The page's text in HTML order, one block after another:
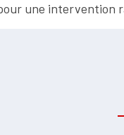
une intervention